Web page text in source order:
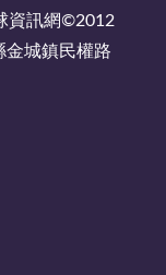
資訊網©2012
金城鎮民權路